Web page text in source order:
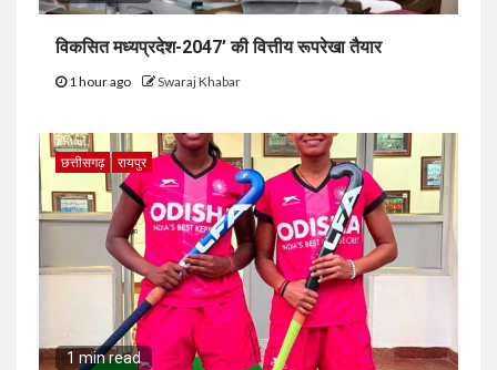
विकसित मध्यप्रदेश-2047’ की वित्तीय रूपरेखा तैयार
1 hour ago Swaraj Khabar
छत्तीसगढ़ रायपुर
1 min read